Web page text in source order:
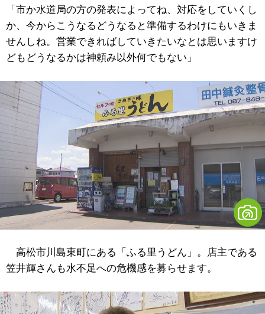
「市か水道局の方の発表によってね、対応をしていくし
か、今からこうなるどうなると準備するわけにもいきま
せんしね。営業できればしていきたいなとは思いますけ
どもどうなるかは神頼み以外何でもない」
高松市川島東町にある「ふる里うどん」。店主である
笠井輝さんも水不足への危機感を募らせます。